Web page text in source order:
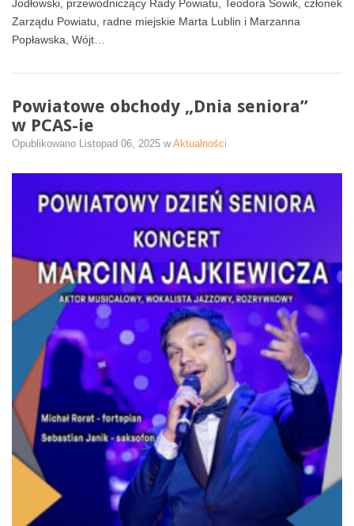
Jodłowski, przewodniczący Rady Powiatu, Teodora Sowik, członek
Zarządu Powiatu, radne miejskie Marta Lublin i Marzanna
Popławska, Wójt…
Powiatowe obchody „Dnia seniora”
w PCAS-ie
Opublikowano Listopad 06, 2025 wAktualności